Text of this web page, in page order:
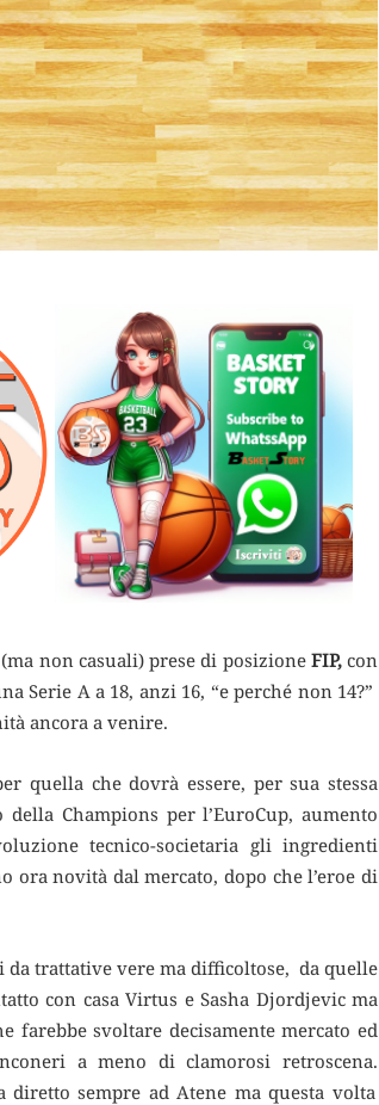
non casuali) prese di posizioneFIP,con
Serie A a 18, anzi 16, “e perché non 14?”
ancora a venire.
quella che dovrà essere, per sua stessa
Champions per l’EuroCup, aumento
tecnico-societaria gli ingredienti
novità dal mercato, dopo che l’eroe di
trattative vere ma difficoltose, da quelle
con casa Virtus e Sasha Djordjevic ma
farebbe svoltare decisamente mercato ed
a meno di clamorosi retroscena.
diretto sempre ad Atene ma questa volta